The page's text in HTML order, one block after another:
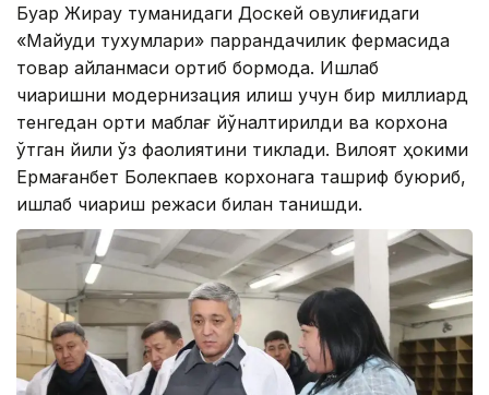
Буқар Жирау туманидаги Доскей овулиғидаги
«Майқудиқ тухумлари» паррандачилик фермасида
товар айланмаси ортиб бормоқда. Ишлаб
чиқаришни модернизация қилиш учун бир миллиард
тенгедан ортиқ маблағ йўналтирилди ва корхона
ўтган йили ўз фаолиятини тиклади. Вилоят ҳокими
Ермағанбет Болекпаев корхонага ташриф буюриб,
ишлаб чиқариш режаси билан танишди.